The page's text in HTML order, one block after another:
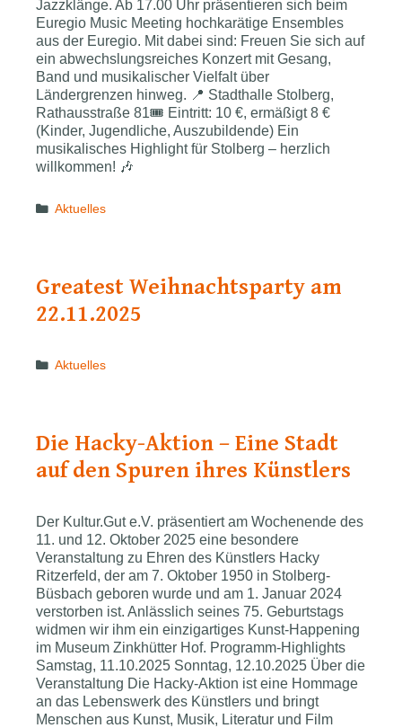
Jazzklänge. Ab 17.00 Uhr präsentieren sich beim
Euregio Music Meeting hochkarätige Ensembles
aus der Euregio. Mit dabei sind: Freuen Sie sich auf
ein abwechslungsreiches Konzert mit Gesang,
Band und musikalischer Vielfalt über
Ländergrenzen hinweg. 📍 Stadthalle Stolberg,
Rathausstraße 81🎟 Eintritt: 10 €, ermäßigt 8 €
(Kinder, Jugendliche, Auszubildende) Ein
musikalisches Highlight für Stolberg – herzlich
willkommen! 🎶
Categories
Aktuelles
Greatest Weihnachtsparty am
22.11.2025
Categories
Aktuelles
Die Hacky-Aktion – Eine Stadt
auf den Spuren ihres Künstlers
Der Kultur.Gut e.V. präsentiert am Wochenende des
11. und 12. Oktober 2025 eine besondere
Veranstaltung zu Ehren des Künstlers Hacky
Ritzerfeld, der am 7. Oktober 1950 in Stolberg-
Büsbach geboren wurde und am 1. Januar 2024
verstorben ist. Anlässlich seines 75. Geburtstags
widmen wir ihm ein einzigartiges Kunst-Happening
im Museum Zinkhütter Hof. Programm-Highlights
Samstag, 11.10.2025 Sonntag, 12.10.2025 Über die
Veranstaltung Die Hacky-Aktion ist eine Hommage
an das Lebenswerk des Künstlers und bringt
Menschen aus Kunst, Musik, Literatur und Film